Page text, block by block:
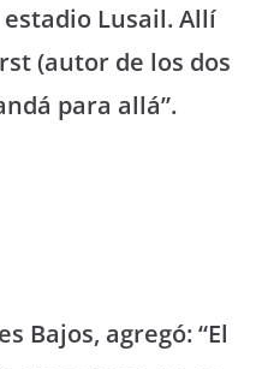
Lusail. Allí
(autor de los dos
para allá”.
Bajos, agregó: “El